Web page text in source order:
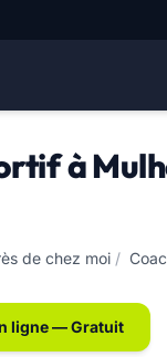
à
de chez moi /
ligne — Gratuit